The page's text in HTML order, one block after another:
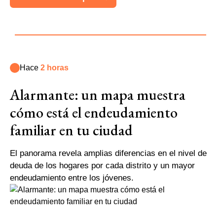
Hace 2 horas
Alarmante: un mapa muestra
cómo está el endeudamiento
familiar en tu ciudad
El panorama revela amplias diferencias en el nivel de
deuda de los hogares por cada distrito y un mayor
endeudamiento entre los jóvenes.